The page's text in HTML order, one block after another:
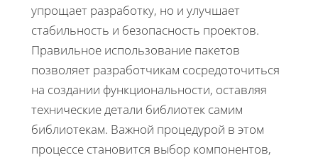
упрощает разработку, но и улучшает
стабильность и безопасность проектов.
Правильное использование пакетов
позволяет разработчикам сосредоточиться
на создании функциональности, оставляя
технические детали библиотек самим
библиотекам. Важной процедурой в этом
процессе становится выбор компонентов,